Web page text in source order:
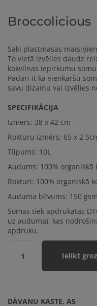
Broccolicious
Saki plastmasas
To vietā izvēlies daudz
kokvilnas iepirkumu
Padari it kā vienkāršu
savu dizainu vai izvēlies
SPECIFIKĀCIJA
Izmērs: 38 x 42 cm
Rokturu izmērs: 65 x
Tilpums: 10L
Audums: 100% organiskā
Rokturi: 100% organiskā
Auduma blīvums: 150 gsm
Somas tiek apdrukātas
uz auduma), kas
apdruku.
1 Ielikt
DĀVANU KASTE, A5